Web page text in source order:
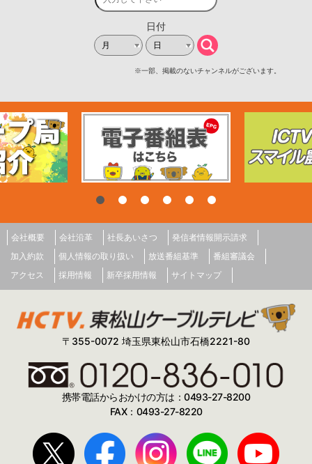
会社概要 会社沿革 社長あいさつ
発信者情報開示請求
加入約款
個人情報の取り扱い 放送番組基準
番組審議会
アクセス
採用情報 新卒採用情報 サイトマップ
〒355-0072 埼玉県東松山市石橋2221-80
携帯電話からおかけの方は：0493-27-8200
FAX：0493-27-8220